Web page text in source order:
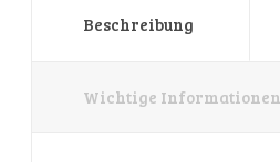
Beschreibung
Wichtige Informationen
Wandtafeln
Vögel